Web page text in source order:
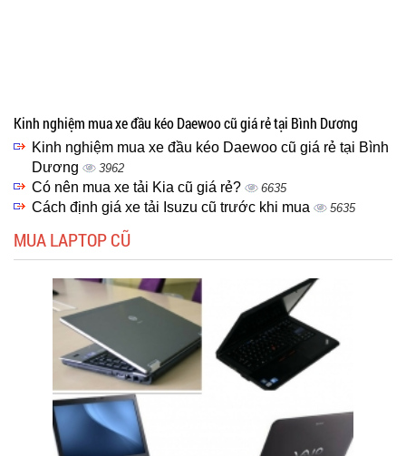
Kinh nghiệm mua xe đầu kéo Daewoo cũ giá rẻ tại Bình Dương
Kinh nghiệm mua xe đầu kéo Daewoo cũ giá rẻ tại Bình
Dương
3962
Có nên mua xe tải Kia cũ giá rẻ? 6635
Cách định giá xe tải Isuzu cũ trước khi mua 5635
MUA LAPTOP CŨ